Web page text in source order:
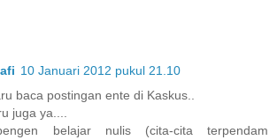
10 Januari 2012 pukul 21.10
baca postingan ente di Kaskus..
juga ya....
belajar nulis (cita-cita terpendam